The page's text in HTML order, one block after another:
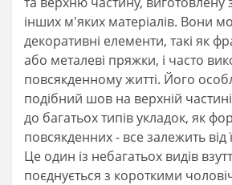
інших м'яких матеріалів. Вони
декоративні елементи, такі як
або металеві пряжки, і часто
повсякденному житті. Його
подібний шов на верхній
до багатьох типів укладок, як
повсякденних - все залежить від
Це один із небагатьох видів
поєднується з короткими